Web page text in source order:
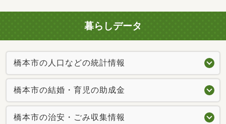
暮らしデータ
橋本市の人口などの統計情報
橋本市の結婚・育児の助成金
橋本市の治安・ごみ収集情報